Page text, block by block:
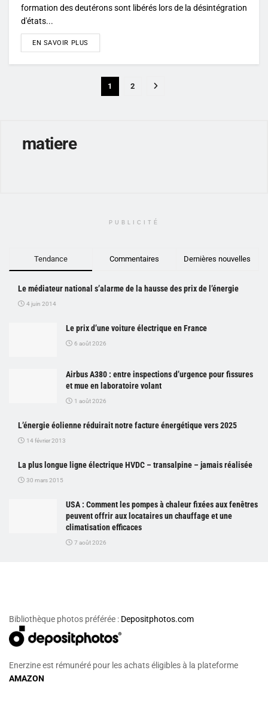
formation des deutérons sont libérés lors de la désintégration
d'états...
EN SAVOIR PLUS
1 2
matiere
PUBLICITÉ
Tendance Commentaires Dernières nouvelles
Le médiateur national s’alarme de la hausse des prix de l’énergie
4 juin 2014
Le prix d’une voiture électrique en France
6 août 2026
Airbus A380 : entre inspections d’urgence pour fissures
et mue en laboratoire volant
1 août 2026
L’énergie éolienne réduirait notre facture énergétique vers 2025
14 février 2013
La plus longue ligne électrique HVDC – transalpine – jamais réalisée
30 mars 2015
USA : Comment les pompes à chaleur fixées aux fenêtres
peuvent offrir aux locataires un chauffage et une
climatisation efficaces
7 août 2026
Bibliothèque photos préférée : Depositphotos.com
Enerzine est rémunéré pour les achats éligibles à la plateforme
AMAZON